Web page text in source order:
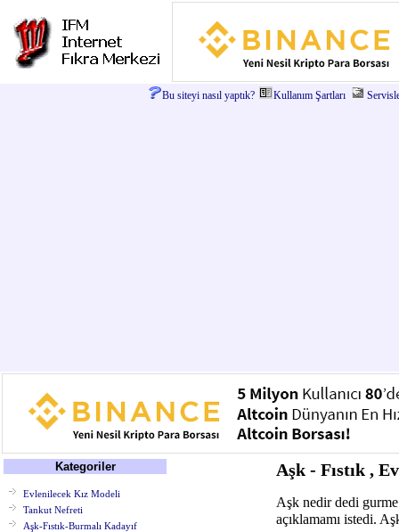
Bu siteyi nasıl yaptık? Kullanım Şartları
Kategoriler
Evlenilecek Kız Modeli
Tankut Nefreti
Aşk-Fıstık-Burmalı Kadayıf
Aşk - Fıstık ,
Aşk nedir dedi gurme
açıklamamı istedi.